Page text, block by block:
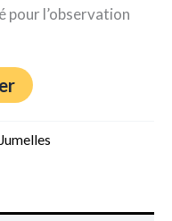
pour l’observation
Jumelles